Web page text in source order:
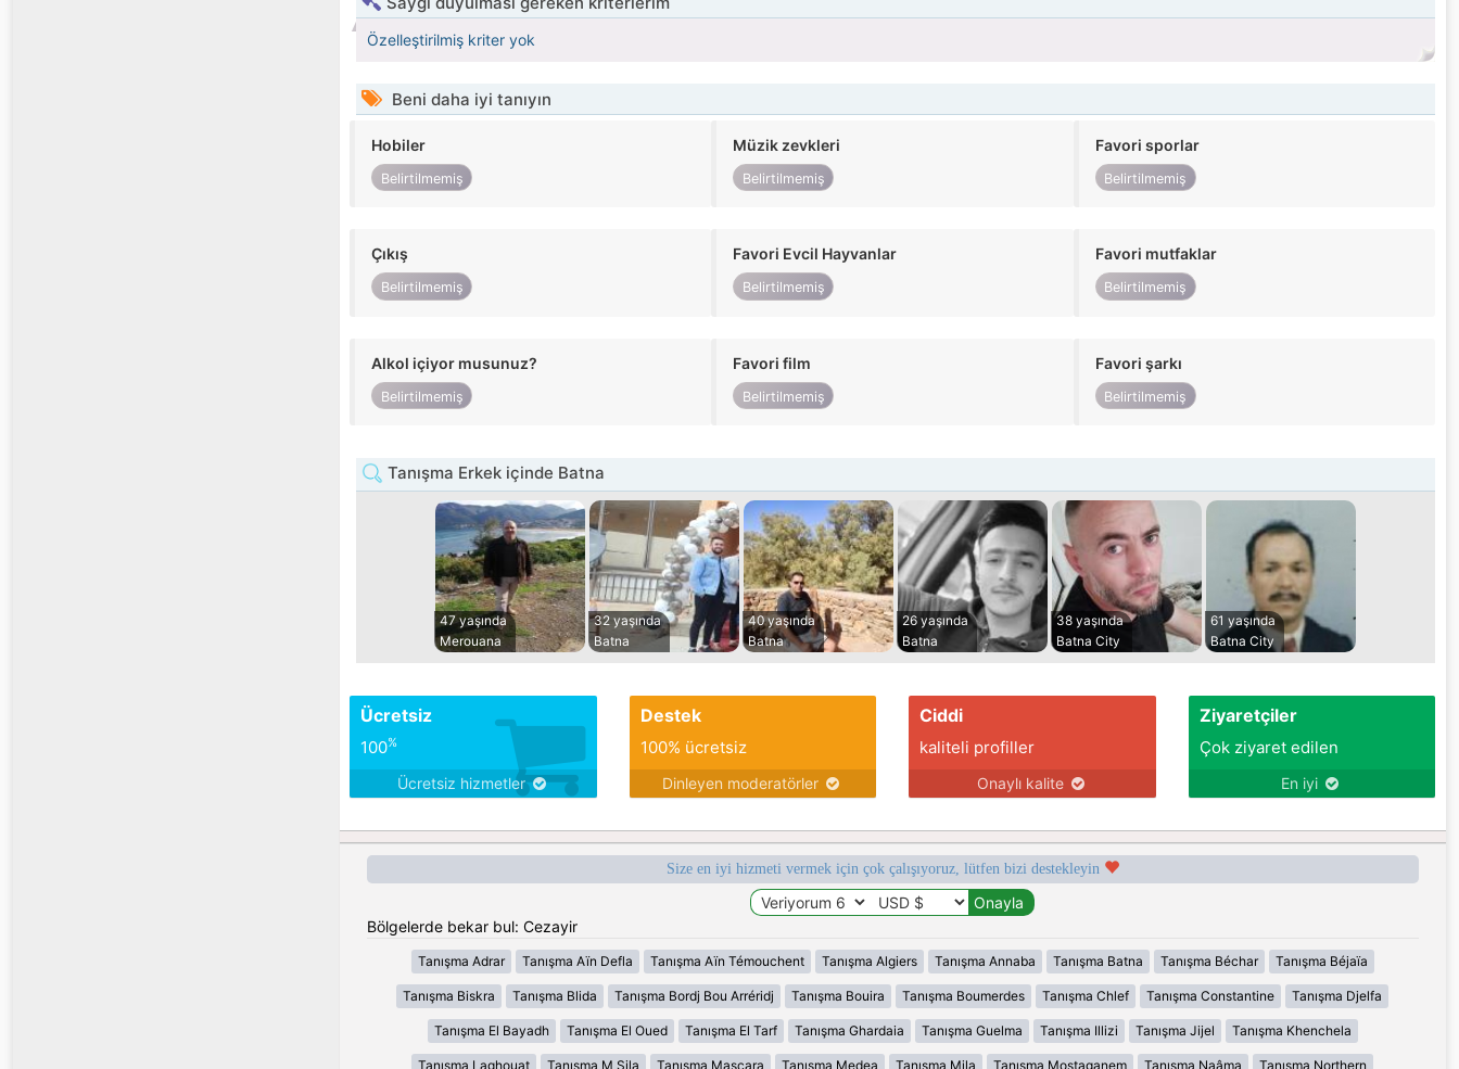
Özelleştirilmiş kriter yok
Beni daha iyi tanıyın
Hobiler
Belirtilmemiş
Müzik zevkleri
Belirtilmemiş
Favori sporlar
Belirtilmemiş
Çıkış
Belirtilmemiş
Favori Evcil Hayvanlar
Belirtilmemiş
Favori mutfaklar
Belirtilmemiş
Alkol içiyor musunuz?
Belirtilmemiş
Favori film
Belirtilmemiş
Favori şarkı
Belirtilmemiş
Tanışma Erkek içinde Batna
47 yaşında
Merouana
32 yaşında
Batna
40 yaşında
Batna
26 yaşında
Batna
38 yaşında
Batna City
61 yaşında
Batna City
Ücretsiz
100%
Ücretsiz hizmetler
Destek
100% ücretsiz
Dinleyen moderatörler
Ciddi
kaliteli profiller
Onaylı kalite
Ziyaretçiler
Çok ziyaret edilen
En iyi
Size en iyi hizmeti vermek için çok çalışıyoruz, lütfen bizi destekleyin
Bölgelerde bekar bul: Cezayir
Tanışma Adrar Tanışma Aïn Defla Tanışma Aïn Témouchent Tanışma Algiers Tanışma Annaba Tanışma Batna Tanışma Béchar Tanışma Béjaïa
Tanışma Biskra Tanışma Blida Tanışma Bordj Bou Arréridj Tanışma Bouira Tanışma Boumerdes Tanışma Chlef Tanışma Constantine Tanışma Djelfa
Tanışma El Bayadh Tanışma El Oued Tanışma El Tarf Tanışma Ghardaia Tanışma Guelma Tanışma Illizi Tanışma Jijel Tanışma Khenchela
Tanışma Laghouat Tanışma M Sila Tanışma Mascara Tanışma Medea Tanışma Mila Tanışma Mostaganem Tanışma Naâma Tanışma Northern